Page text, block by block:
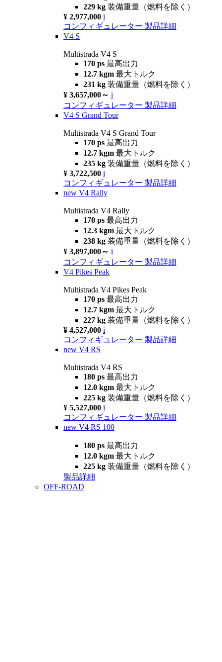
229 kg 装備重量（燃料を除く）
¥ 2,977,000 i
コンフィギュレーター 製品詳細
V4 S
Multistrada V4 S
170 ps 最高出力
12.7 kgm 最大トルク
231 kg 装備重量（燃料を除く）
¥ 3,657,000～ i
コンフィギュレーター 製品詳細
V4 S Grand Tour
Multistrada V4 S Grand Tour
170 ps 最高出力
12.7 kgm 最大トルク
235 kg 装備重量（燃料を除く）
¥ 3,722,500 i
コンフィギュレーター 製品詳細
new V4 Rally
Multistrada V4 Rally
170 ps 最高出力
12.3 kgm 最大トルク
238 kg 装備重量（燃料を除く）
¥ 3,897,000～ i
コンフィギュレーター 製品詳細
V4 Pikes Peak
Multistrada V4 Pikes Peak
170 ps 最高出力
12.7 kgm 最大トルク
227 kg 装備重量（燃料を除く）
¥ 4,527,000 i
コンフィギュレーター 製品詳細
new V4 RS
Multistrada V4 RS
180 ps 最高出力
12.0 kgm 最大トルク
225 kg 装備重量（燃料を除く）
¥ 5,527,000 i
コンフィギュレーター 製品詳細
new V4 RS 100
180 ps 最高出力
12.0 kgm 最大トルク
225 kg 装備重量（燃料を除く）
製品詳細
OFF-ROAD